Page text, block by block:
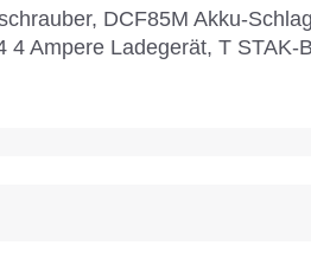
DCF85M Akku-
4 Ampere Ladegerät, T STAK-